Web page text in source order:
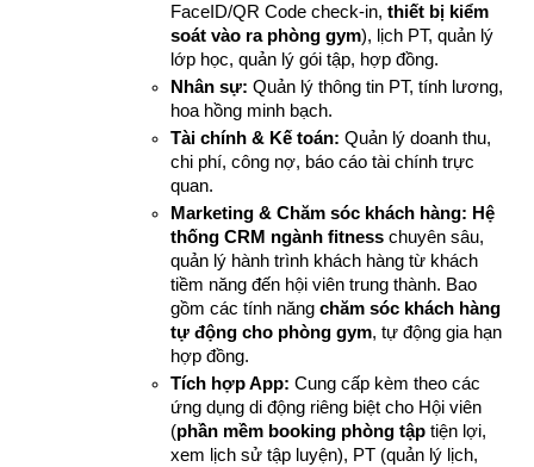
FaceID/QR Code check-in, thiết bị kiểm
soát vào ra phòng gym), lịch PT, quản lý
lớp học, quản lý gói tập, hợp đồng.
Nhân sự: Quản lý thông tin PT, tính lương,
hoa hồng minh bạch.
Tài chính & Kế toán: Quản lý doanh thu,
chi phí, công nợ, báo cáo tài chính trực
quan.
Marketing & Chăm sóc khách hàng: Hệ
thống CRM ngành fitness chuyên sâu,
quản lý hành trình khách hàng từ khách
tiềm năng đến hội viên trung thành. Bao
gồm các tính năng chăm sóc khách hàng
tự động cho phòng gym, tự động gia hạn
hợp đồng.
Tích hợp App: Cung cấp kèm theo các
ứng dụng di động riêng biệt cho Hội viên
(phần mềm booking phòng tập tiện lợi,
xem lịch sử tập luyện), PT (quản lý lịch,